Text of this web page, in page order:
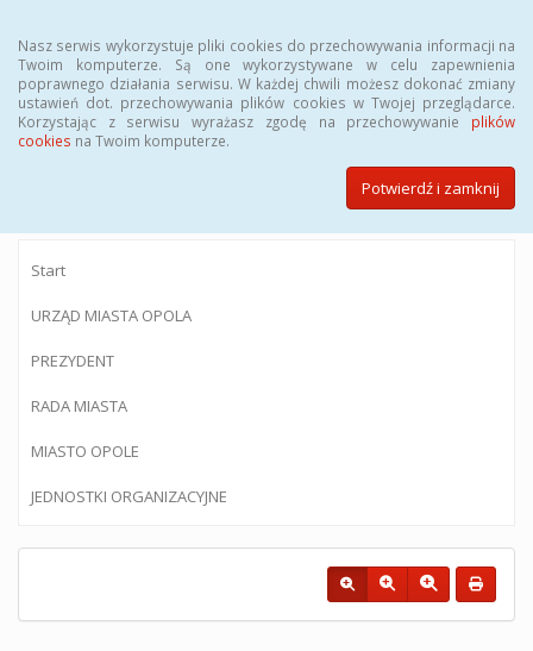
Nasz serwis wykorzystuje pliki cookies do przechowywania informacji na
Twoim komputerze. Są one wykorzystywane w celu zapewnienia
poprawnego działania serwisu. W każdej chwili możesz dokonać zmiany
ustawień dot. przechowywania plików cookies w Twojej przeglądarce.
Korzystając z serwisu wyrażasz zgodę na przechowywanie plików
cookies na Twoim komputerze.
Potwierdź i zamknij
BIULETYN INFORMACJI PUBLICZNEJ
Urzędu Miasta Opola
Start
URZĄD MIASTA OPOLA
PREZYDENT
RADA MIASTA
MIASTO OPOLE
JEDNOSTKI ORGANIZACYJNE